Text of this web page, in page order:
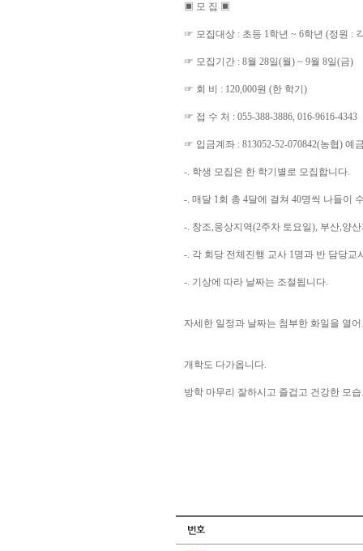
▣ 모 집 ▣
☞ 모집대상 : 초등 1학년 ~ 6학년 (정원 :
☞ 모집기간 : 8월 28일(월) ~ 9월 8일(금)
☞ 회 비 : 120,000원 (한 학기)
☞ 접 수 처 : 055-388-3886, 016-9616-4343
☞ 입금계좌 : 813052-52-070842(농협) 예
-. 학생 모집은 한 학기별로 모집합니다.
-. 매달 1회 총 4달에 걸쳐 40명씩 나들이
-. 창조,웅상지역(2주차 토요일), 부산,양
-. 각 회당 전체진행 교사 1명과 반 담당
-. 기상에 따라 날짜는 조절됩니다.
자세한 일정과 날짜는 첨부한 화일을 열
개학도 다가옵니다.
방학 마무리 잘하시고 즐겁고 건강한 모